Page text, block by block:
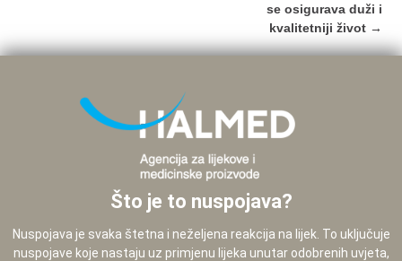
se osigurava duži i
kvalitetniji život →
Što je to nuspojava?
Nuspojava je svaka štetna i neželjena reakcija na lijek. To uključuje
nuspojave koje nastaju uz primjenu lijeka unutar odobrenih uvjeta,